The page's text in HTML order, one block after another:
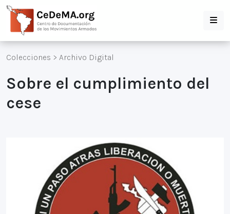
Colecciones > Archivo Digital
Sobre el cumplimiento del
cese